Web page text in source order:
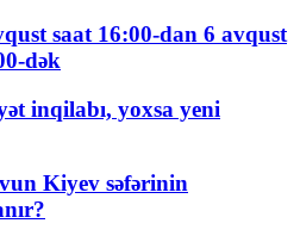
saat 16:00-dan 6 avqust
dək
inqilabı, yoxsa yeni
Kiyev səfərinin